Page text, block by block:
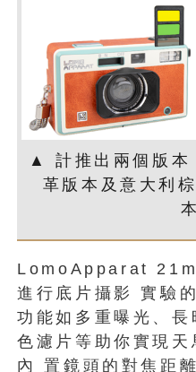
▲ 計推出兩個版本
革版本及意大利
LomoApparat
進行底片攝影 實驗
功能如多重曝光、
色濾片等助你實現天
內 置鏡頭的對焦距